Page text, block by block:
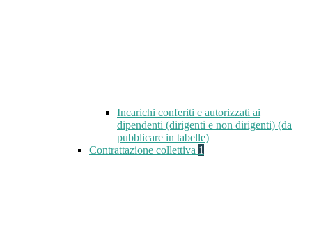
Incarichi conferiti e autorizzati ai
dipendenti (dirigenti e non dirigenti) (da
pubblicare in tabelle)
Contrattazione collettiva 1